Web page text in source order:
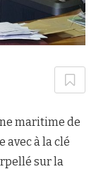
maritime de
avec à la clé
sur la